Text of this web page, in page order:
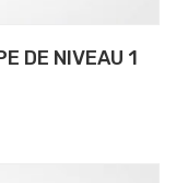
DE NIVEAU 1